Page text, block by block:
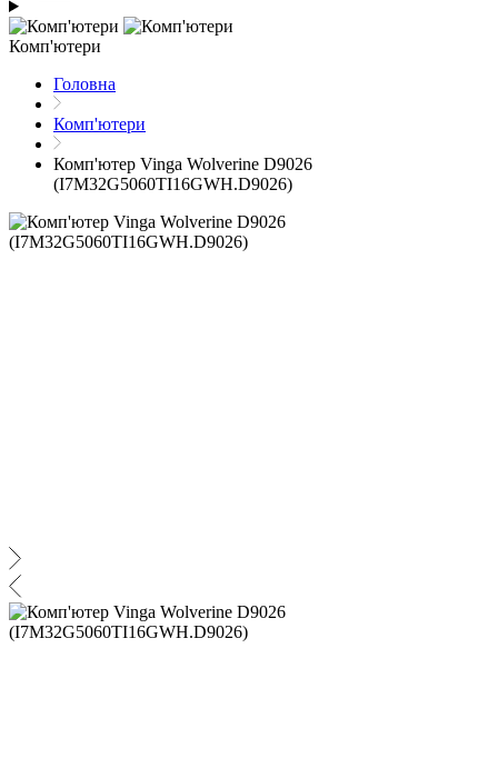
Комп'ютери
Головна
Комп'ютери
Комп'ютер Vinga Wolverine D9026
(I7M32G5060TI16GWH.D9026)